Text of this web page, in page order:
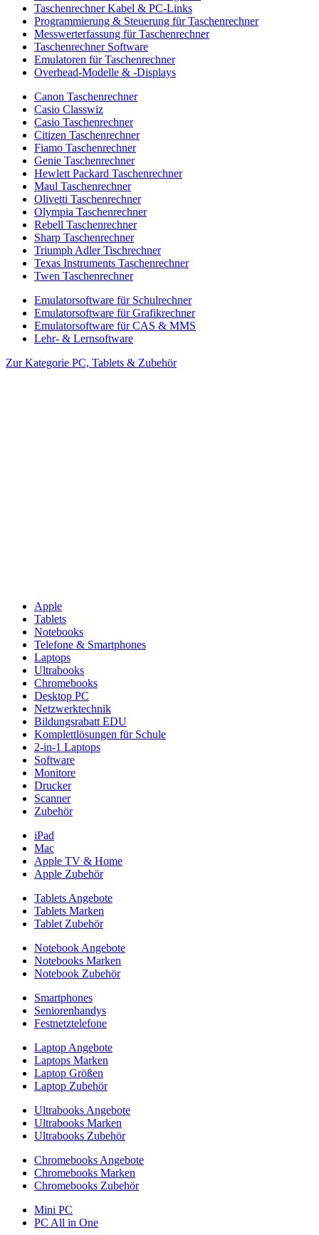
Taschenrechner Kabel & PC-Links
Programmierung & Steuerung für Taschenrechner
Messwerterfassung für Taschenrechner
Taschenrechner Software
Emulatoren für Taschenrechner
Overhead-Modelle & -Displays
Canon Taschenrechner
Casio Classwiz
Casio Taschenrechner
Citizen Taschenrechner
Fiamo Taschenrechner
Genie Taschenrechner
Hewlett Packard Taschenrechner
Maul Taschenrechner
Olivetti Taschenrechner
Olympia Taschenrechner
Rebell Taschenrechner
Sharp Taschenrechner
Triumph Adler Tischrechner
Texas Instruments Taschenrechner
Twen Taschenrechner
Emulatorsoftware für Schulrechner
Emulatorsoftware für Grafikrechner
Emulatorsoftware für CAS & MMS
Lehr- & Lernsoftware
Zur Kategorie PC, Tablets & Zubehör
Apple
Tablets
Notebooks
Telefone & Smartphones
Laptops
Ultrabooks
Chromebooks
Desktop PC
Netzwerktechnik
Bildungsrabatt EDU
Komplettlösungen für Schule
2-in-1 Laptops
Software
Monitore
Drucker
Scanner
Zubehör
iPad
Mac
Apple TV & Home
Apple Zubehör
Tablets Angebote
Tablets Marken
Tablet Zubehör
Notebook Angebote
Notebooks Marken
Notebook Zubehör
Smartphones
Seniorenhandys
Festnetztelefone
Laptop Angebote
Laptops Marken
Laptop Größen
Laptop Zubehör
Ultrabooks Angebote
Ultrabooks Marken
Ultrabooks Zubehör
Chromebooks Angebote
Chromebooks Marken
Chromebooks Zubehör
Mini PC
PC All in One